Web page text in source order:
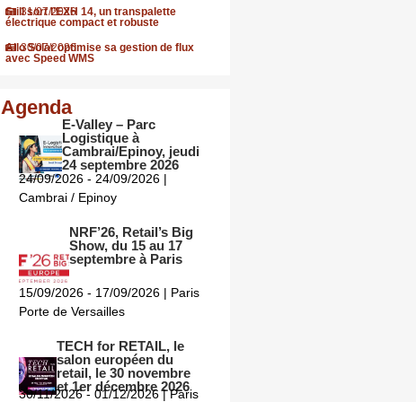
31/07/2026
Still sort l’EXH 14, un transpalette
électrique compact et robuste
30/07/2026
Allo Solar optimise sa gestion de flux
avec Speed WMS
Agenda
E-Valley – Parc
Logistique à
Cambrai/Epinoy, jeudi
24 septembre 2026
24/09/2026 - 24/09/2026 |
Cambrai / Epinoy
NRF’26, Retail’s Big
Show, du 15 au 17
septembre à Paris
15/09/2026 - 17/09/2026 | Paris
Porte de Versailles
TECH for RETAIL, le
salon européen du
retail, le 30 novembre
et 1er décembre 2026
30/11/2026 - 01/12/2026 | Paris